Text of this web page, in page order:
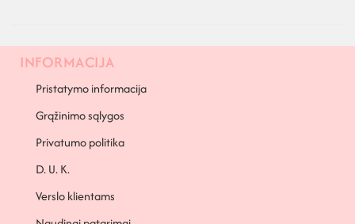
INFORMACIJA
Pristatymo informacija
Grąžinimo sąlygos
Privatumo politika
D. U. K.
Verslo klientams